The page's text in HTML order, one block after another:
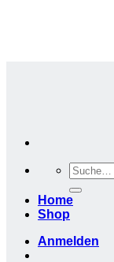
Suche
nach:
Home
Shop
Anmelden